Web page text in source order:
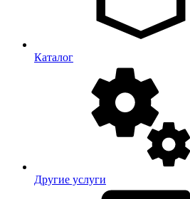
Каталог
Другие услуги